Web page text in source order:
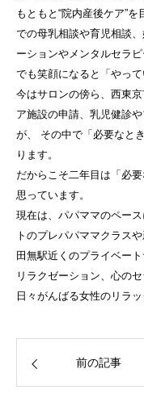
もともと“院内産後ケア”
での母乳相談や育児相談
ーションやメンタルセラ
でも笑顔になると「やっ
今はサロンの傍ら、西東
ア施設の申請、乳児健診
が、 その中で「必要なと
ります。
だからこそ二年目は「必
思っています。
現在は、パパママのペー
トのプレパパママクラス
田無駅近くのプライベー
リラクゼーション、心の
日々がんばる女性のリラ
前の記事